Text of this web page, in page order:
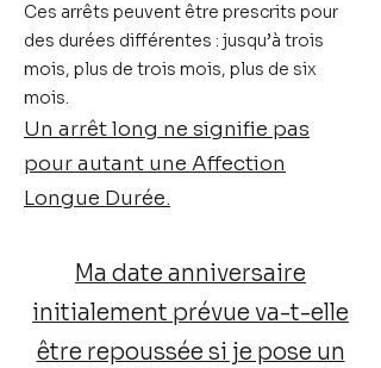
Ces arrêts peuvent être prescrits pour
des durées différentes : jusqu’à trois
mois, plus de trois mois, plus de six
mois.
Un arrêt long ne signifie pas
pour autant une Affection
Longue Durée.
Ma date anniversaire
initialement prévue va-t-elle
être repoussée si je pose un